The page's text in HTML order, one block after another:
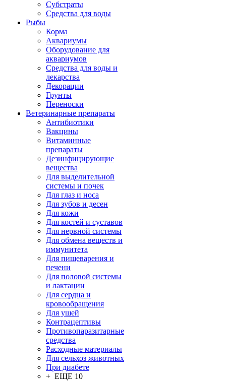
Субстраты
Средства для воды
Рыбы
Корма
Аквариумы
Оборудование для
аквариумов
Средства для воды и
лекарства
Декорации
Грунты
Переноски
Ветеринарные препараты
Антибиотики
Вакцины
Витаминные
препараты
Дезинфицирующие
вещества
Для выделительной
системы и почек
Для глаз и носа
Для зубов и десен
Для кожи
Для костей и суставов
Для нервной системы
Для обмена веществ и
иммунитета
Для пищеварения и
печени
Для половой системы
и лактации
Для сердца и
кровообращения
Для ушей
Контрацептивы
Противопаразитарные
средства
Расходные материалы
Для сельхоз животных
При диабете
+ ЕЩЕ 10